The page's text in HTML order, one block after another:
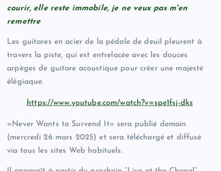
courir, elle reste immobile, je ne veux pas m'en
remettre
Les guitares en acier de la pédale de deuil pleurent à
travers la piste, qui est entrelacée avec les douces
arpèges de guitare acoustique pour créer une majesté
élégiaque.
https://www.youtube.com/watch?v=spe1fsj-dks
«Never Wants to Survend It» sera publié demain
(mercredi 26 mars 2025) et sera téléchargé et diffusé
via tous les sites Web habituels.